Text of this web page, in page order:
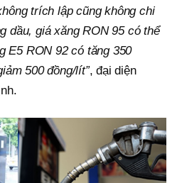
trích lập cũng không chi
dầu, giá xăng RON 95 có thể
E5 RON 92 có tăng 350
500 đồng/lít”, đại diện